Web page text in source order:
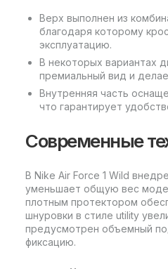
Верх выполнен из
благодаря которому
эксплуатацию.
В некоторых вариантах
премиальный вид и
Внутренняя часть
что гарантирует
Современные
В Nike Air Force 1 Wild
уменьшает общую вес
плотным протектором
шнуровки в стиле utility
предусмотрен объемный
фиксацию.